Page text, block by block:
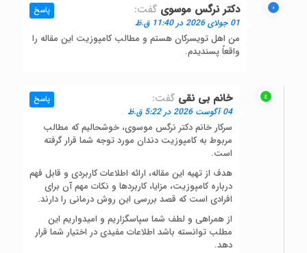
دکتر نرگس موسوی گفت:
01 جولای 2026 در 11:40 ق.ظ
من اهل تویسرکان هستم و مطالب کامپوزیت این مقاله را
واقعاً پسندیدم.
پاسخ
خانم بی نقی گفت:
04 آگوست 2026 در 5:22 ق.ظ
سرکار خانم دکتر نرگس موسوی، خوشحالیم که مطالب
مربوط به کامپوزیت دندان مورد توجه شما قرار گرفته
است.
هدف از تهیه این مقاله، ارائه اطلاعات کاربردی و قابل فهم
درباره کامپوزیت، مزایا، کاربردها و نکات مهم آن برای
افرادی است که قصد بررسی این روش درمانی را دارند.
از همراهی و لطف شما سپاسگزاریم و امیدواریم این
مطلب توانسته باشد اطلاعات مفیدی در اختیار شما قرار
دهد.
پاسخ